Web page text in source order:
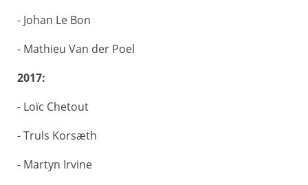
- Johan Le Bon
- Mathieu Van der Poel
2017:
- Loïc Chetout
- Truls Korsæth
- Martyn Irvine